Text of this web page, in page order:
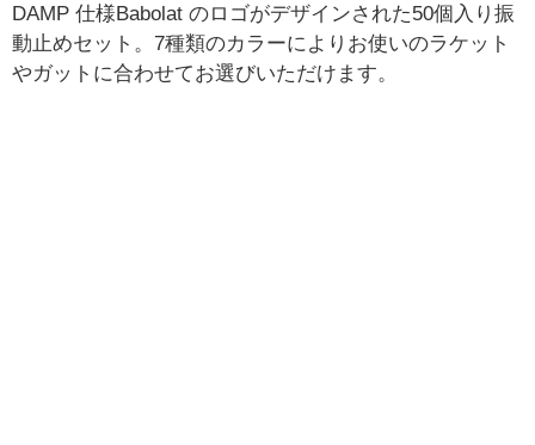
DAMP 仕様Babolat のロゴがデザインされた50個入り振
動止めセット。7種類のカラーによりお使いのラケット
やガットに合わせてお選びいただけます。